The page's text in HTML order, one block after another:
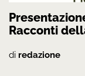
Racconti
di redazione